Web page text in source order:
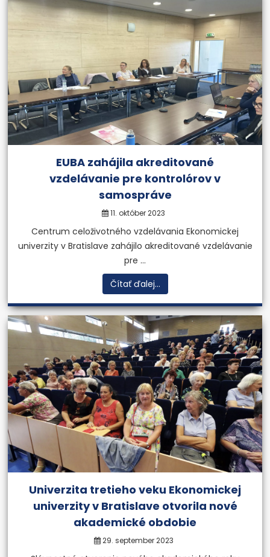
EUBA zahájila akreditované
vzdelávanie pre kontrolórov v
samospráve
11. október 2023
Centrum celoživotného vzdelávania Ekonomickej
univerzity v Bratislave zahájilo akreditované vzdelávanie
pre ...
Čítať ďalej...
Univerzita tretieho veku Ekonomickej
univerzity v Bratislave otvorila nové
akademické obdobie
29. september 2023